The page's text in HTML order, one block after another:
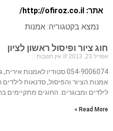
אתר: http://ofiroz.co.il/
נמצא בקטגוריה: אמנות
חוג ציור ופיסול ראשון לציון
אפריל 23, 2013 אין תגובות
054-9006074 סטודיו
אמנות הציור והפיסול, סדנאות לילדים
לילדים ומבוגרים. החוגים מתקיימים
Read More »